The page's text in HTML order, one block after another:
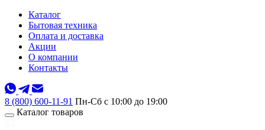
Каталог
Бытовая техника
Оплата и доставка
Акции
О компании
Контакты
8 (800) 600-11-91 Пн-Сб с 10:00 до 19:00
Каталог товаров